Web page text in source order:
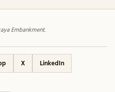
Embankment.
X
LinkedIn